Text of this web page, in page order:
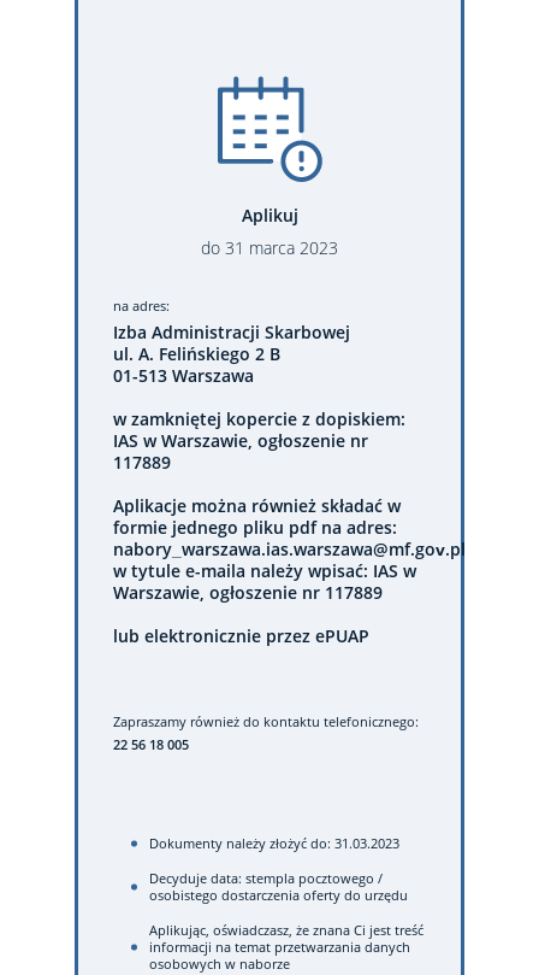
Aplikuj
do 31 marca 2023
na adres:
Izba Administracji Skarbowej
ul. A. Felińskiego 2 B
01-513 Warszawa
w zamkniętej kopercie z dopiskiem:
IAS w Warszawie, ogłoszenie nr
117889
Aplikacje można również składać w
formie jednego pliku pdf na adres:
nabory_warszawa.ias.warszawa@mf.gov.pl
w tytule e-maila należy wpisać: IAS w
Warszawie, ogłoszenie nr 117889
lub elektronicznie przez ePUAP
Zapraszamy również do kontaktu telefonicznego:
22 56 18 005
Dokumenty należy złożyć do: 31.03.2023
Decyduje data: stempla pocztowego /
osobistego dostarczenia oferty do urzędu
Aplikując, oświadczasz, że znana Ci jest treść
informacji na temat przetwarzania danych
osobowych w naborze